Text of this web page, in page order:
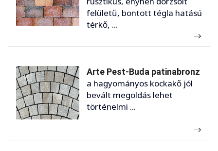
felületű, bontott tégla hatású
térkő, ...
Arte Pest-Buda patinabronz
a hagyományos kockakő jól
bevált megoldás lehet
történelmi ...